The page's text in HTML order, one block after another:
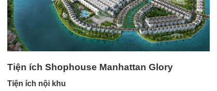
Tiện ích Shophouse Manhattan Glory
Tiện ích nội khu